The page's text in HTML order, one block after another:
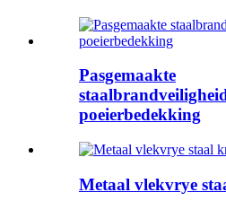
Pasgemaakte
poeierbedekking
Metaal vlekvrye